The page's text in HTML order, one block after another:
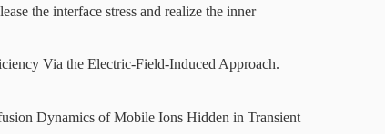
the interface stress and realize the inner
Via the Electric-Field-Induced Approach.
Dynamics of Mobile Ions Hidden in Transient